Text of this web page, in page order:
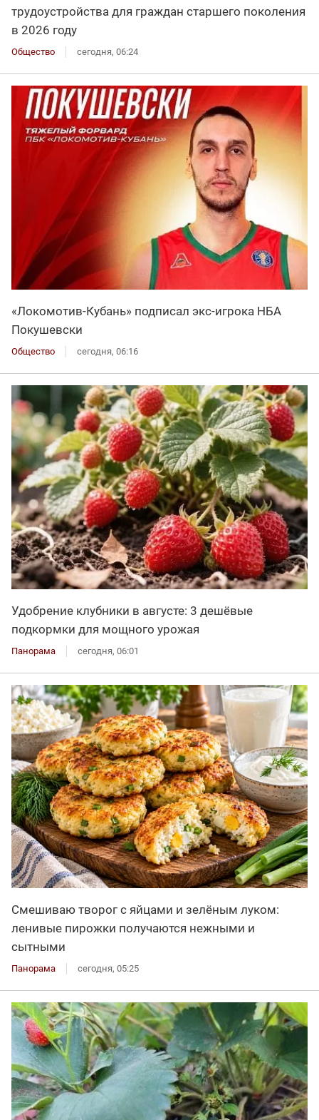
трудоустройства для граждан старшего поколения
в 2026 году
Общество сегодня, 06:24
«Локомотив-Кубань» подписал экс-игрока НБА
Покушевски
Общество сегодня, 06:16
Удобрение клубники в августе: 3 дешёвые
подкормки для мощного урожая
Панорама сегодня, 06:01
Смешиваю творог с яйцами и зелёным луком:
ленивые пирожки получаются нежными и
сытными
Панорама сегодня, 05:25